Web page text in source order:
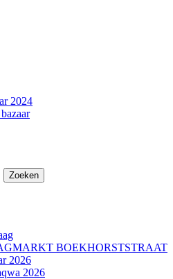
2024
Zoeken
BOEKHORSTSTRAAT
2026
2026